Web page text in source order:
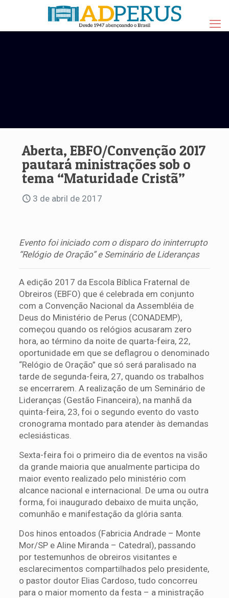
Aberta, EBFO/Convenção 2017
pautará ministrações sob o
tema “Maturidade Cristã”
3 de abril de 2017
Evento foi iniciado com o disparo do ininterrupto
“Relógio de Oração” e Seminário de Lideranças
A edição 2017 da Escola Bíblica Fraternal de
Obreiros (EBFO) que é celebrada em conjunto
com a Convenção Nacional da Assembléia de
Deus do Ministério de Perus (CONADEMP),
começou quando os relógios acusaram zero
hora, ao término da noite de quarta-feira, 22,
oportunidade em que se deflagrou o denominado
“Relógio de Oração” que só será paralisado na
tarde de segunda-feira, 27, quando os trabalhos
se encerrarem. A realização de um Seminário de
Lideranças (Gestão Financeira), na manhã da
quinta-feira, 23, foi o segundo evento do vasto
cronograma montado para atender às demandas
eclesiásticas.
Sexta-feira foi o primeiro dia de eventos na visão
da grande maioria que anualmente participa do
maior evento realizado pelo ministério com
alcance nacional e internacional. De uma ou outra
forma, foi inaugurado debaixo de muita unção,
comunhão e manifestação da glória santa.
Dos hinos entoados (Fabricia Andrade – Monte
Mor/SP e Aline Miranda – Catedral), passando
por testemunhos de obreiros visitantes e
esclarecimentos compartilhados pelo presidente,
o pastor doutor Elias Cardoso, tudo concorreu
para o maior momento da festa – a ministração